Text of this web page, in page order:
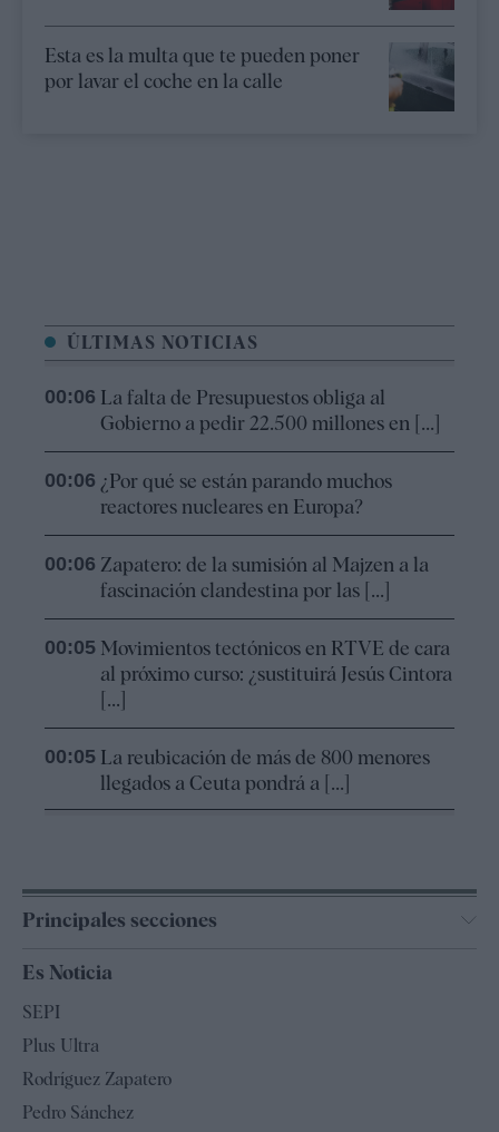
Esta es la multa que te pueden poner
por lavar el coche en la calle
ÚLTIMAS NOTICIAS
00:06 La falta de Presupuestos obliga al
Gobierno a pedir 22.500 millones en [...]
00:06 ¿Por qué se están parando muchos
reactores nucleares en Europa?
00:06 Zapatero: de la sumisión al Majzen a la
fascinación clandestina por las [...]
00:05 Movimientos tectónicos en RTVE de cara
al próximo curso: ¿sustituirá Jesús Cintora
[...]
00:05 La reubicación de más de 800 menores
llegados a Ceuta pondrá a [...]
Principales secciones
España
Televisión
Es Noticia
SEPI
Plus Ultra
Rodríguez Zapatero
Pedro Sánchez